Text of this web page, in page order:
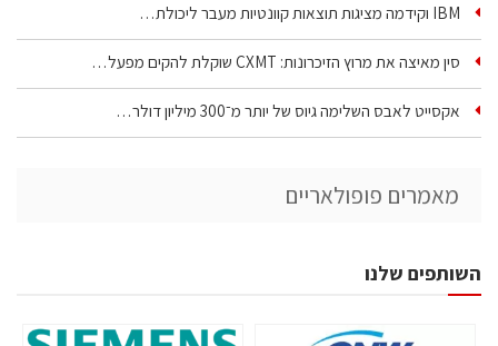
IBM וקידמה מציגות תוצאות קוונטיות מעבר ליכולת…
סין מאיצה את מרוץ הזיכרונות: CXMT שוקלת להקים מפעל…
אקסייט לאבס השלימה גיוס של יותר מ־300 מיליון דולר…
מאמרים פופולאריים
השותפים שלנו